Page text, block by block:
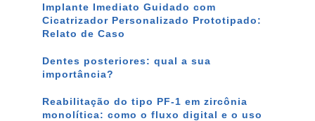
Implante Imediato Guidado com
Cicatrizador Personalizado Prototipado:
Relato de Caso
Dentes posteriores: qual a sua
importância?
Reabilitação do tipo PF-1 em zircônia
monolítica: como o fluxo digital e o uso